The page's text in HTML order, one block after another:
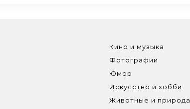
Кино и музыка
Фотографии
Юмор
Искусство и хобби
Животные и природа